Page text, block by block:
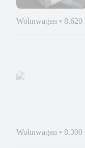
Wohnwagen • 8.620
Wohnwagen • 8.300